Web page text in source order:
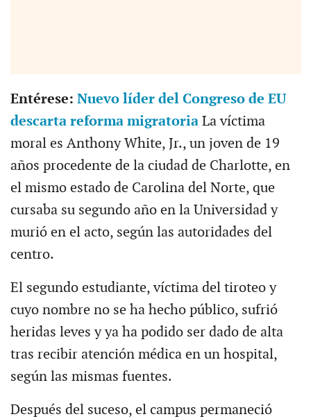
Entérese: Nuevo líder del Congreso de EU
descarta reforma migratoriaLa víctima
moral es Anthony White, Jr., un joven de 19
años procedente de la ciudad de Charlotte, en
el mismo estado de Carolina del Norte, que
cursaba su segundo año en la Universidad y
murió en el acto, según las autoridades del
centro.
El segundo estudiante, víctima del tiroteo y
cuyo nombre no se ha hecho público, sufrió
heridas leves y ya ha podido ser dado de alta
tras recibir atención médica en un hospital,
según las mismas fuentes.
Después del suceso, el campus permaneció